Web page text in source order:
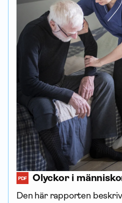
PDF Olyckor i
Den här rapporten